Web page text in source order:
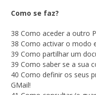
Como se faz?
38 Como aceder a outro
38 Como activar o modo
39 Como partilhar um
39 Como saber se a sua
40 Como definir os seus
GMail!